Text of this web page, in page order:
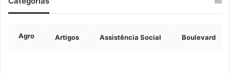
Agro Artigos Assistência Social Boulevard